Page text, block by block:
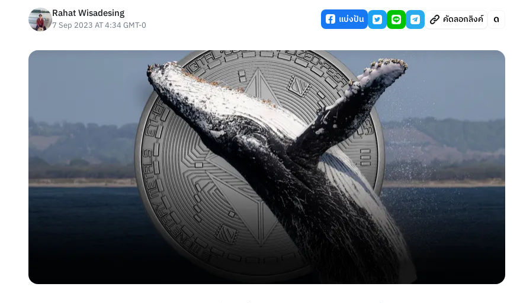
Rahat Wisadesing
7 Sep 2023 AT 4:34 GMT-0 แบ่งปัน คัดลอกลิงค์